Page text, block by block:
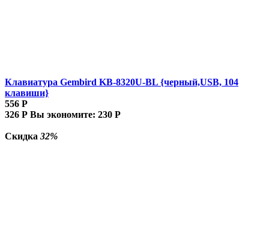
Клавиатура Gembird KB-8320U-BL {черный,USB, 104
клавиши}
556 Р
326 Р Вы экономите: 230 Р
Скидка 32%